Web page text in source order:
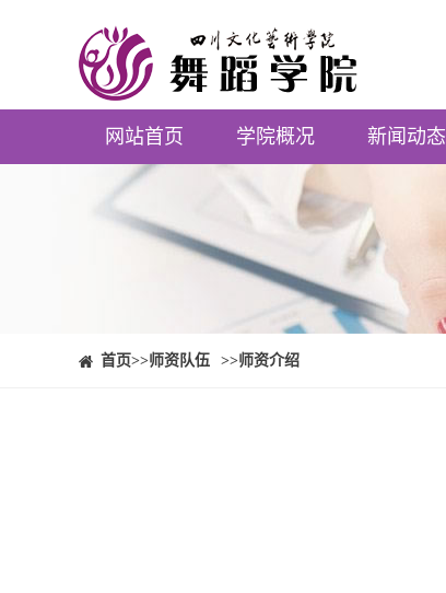
网站首页 学院概况 新闻动态
⠀⠀首页>>师资队伍 >>师资介绍